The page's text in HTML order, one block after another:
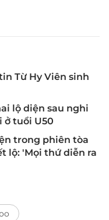
Từ Hy Viên sinh
lộ diện sau nghi
ở tuổi U50
trong phiên tòa
lộ: 'Mọi thứ diễn ra